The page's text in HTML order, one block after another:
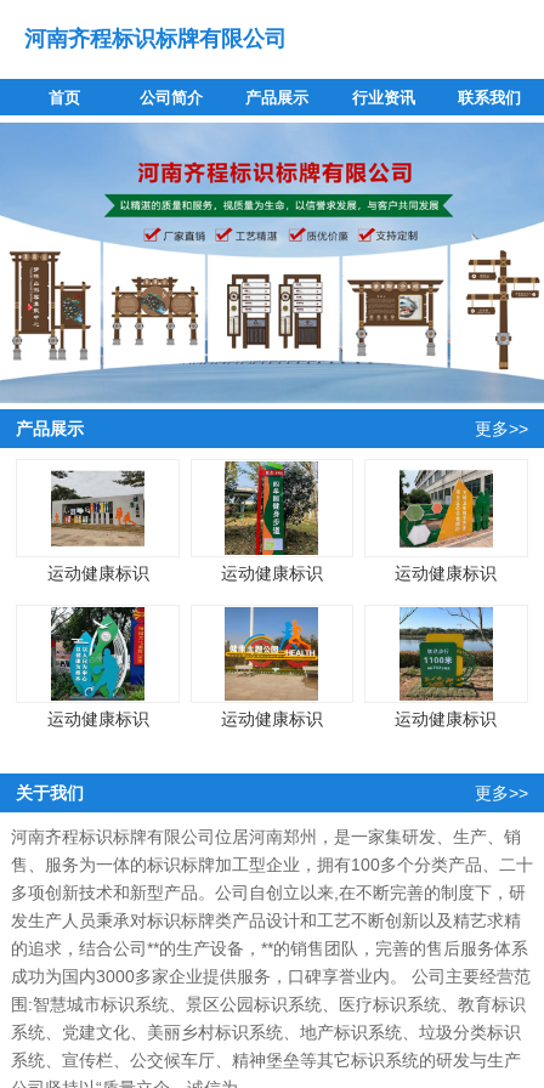
河南齐程标识标牌有限公司
首页 公司简介 产品展示 行业资讯 联系我们
产品展示 更多>>
运动健康标识 运动健康标识 运动健康标识
运动健康标识 运动健康标识 运动健康标识
关于我们 更多>>
河南齐程标识标牌有限公司位居河南郑州，是一家集研发、生产、销
售、服务为一体的标识标牌加工型企业，拥有100多个分类产品、二十
多项创新技术和新型产品。公司自创立以来,在不断完善的制度下，研
发生产人员秉承对标识标牌类产品设计和工艺不断创新以及精艺求精
的追求，结合公司**的生产设备，**的销售团队，完善的售后服务体系
成功为国内3000多家企业提供服务，口碑享誉业内。 公司主要经营范
围:智慧城市标识系统、景区公园标识系统、医疗标识系统、教育标识
系统、党建文化、美丽乡村标识系统、地产标识系统、垃圾分类标识
系统、宣传栏、公交候车厅、精神堡垒等其它标识系统的研发与生产